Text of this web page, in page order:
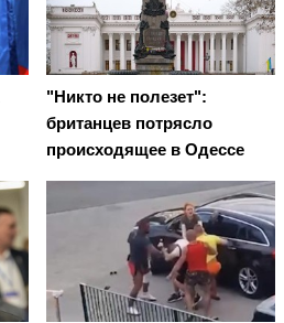
"Никто не полезет":
британцев потрясло
происходящее в Одессе